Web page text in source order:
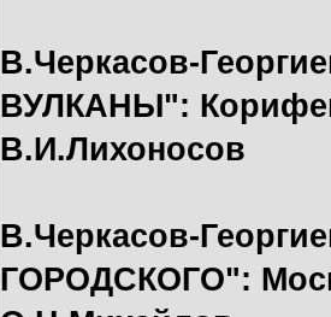
В.Черкасов-
ВУЛКАНЫ":
В.И.Лихоносов
В.Черкасов-
ГОРОДСКОГО":